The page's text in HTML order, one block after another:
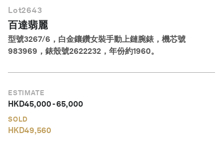
Lot2643
百達翡麗
型號3267/6，白金鑲鑽女裝手動上鏈腕錶，機芯號
983969，錶殼號2622232，年份約1960。
ESTIMATE
HKD45,000-65,000
SOLD
HKD49,560